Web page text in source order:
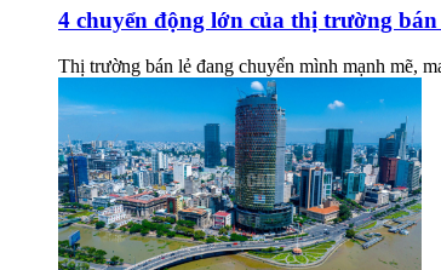
4 chuyển động lớn của thị trường
Thị trường bán lẻ đang chuyển mình mạnh mẽ,